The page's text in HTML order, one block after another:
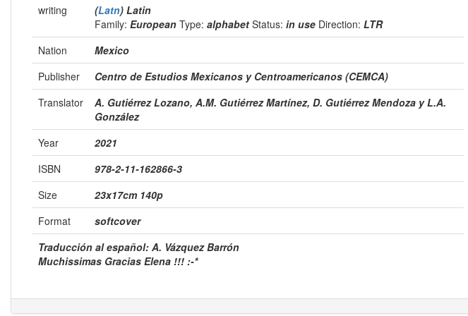
writing (Latn) Latin
Family: European Type: alphabet Status: in use Direction: LTR
Nation
Mexico
Publisher
Centro de Estudios Mexicanos y Centroamericanos (CEMCA)
Translator
A. Gutiérrez Lozano, A.M. Gutiérrez Martínez, D. Gutiérrez Mendoza y L.A.
González
Year
2021
ISBN
978-2-11-162866-3
Size
23x17cm 140p
Format
softcover
Traducción al español: A. Vázquez Barrón
Muchissimas Gracias Elena !!! :-*